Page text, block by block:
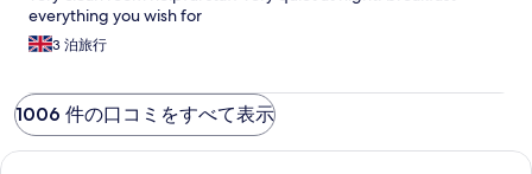
everything you wish for
3 泊旅行
1006 件の口コミをすべて表示